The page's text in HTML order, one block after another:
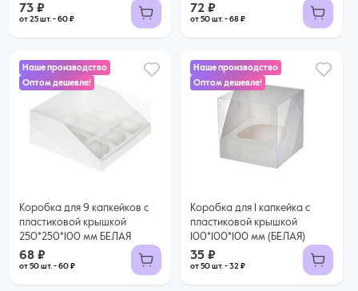
73 ₽
от 25 шт. - 60 ₽
72 ₽
от 50 шт. - 68 ₽
Наше производство
Оптом дешевле!
Коробка для 9 капкейков с
пластиковой крышкой
250*250*100 мм БЕЛАЯ
68 ₽
от 50 шт. - 60 ₽
60 ₽ за шт. при заказе от 50 шт.
Наше производство
Оптом дешевле!
Коробка для 1 капкейка с
пластиковой крышкой
100*100*100 мм (БЕЛАЯ)
35 ₽
от 50 шт. - 32 ₽
32 ₽ за шт. при заказе от 50 шт.